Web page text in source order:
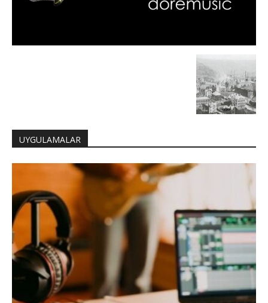
UYGULAMALAR